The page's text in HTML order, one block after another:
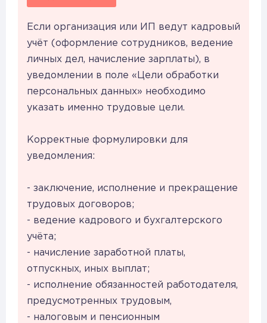
Если организация или ИП ведут кадровый
учёт (оформление сотрудников, ведение
личных дел, начисление зарплаты), в
уведомлении в поле «Цели обработки
персональных данных» необходимо
указать именно трудовые цели.
Корректные формулировки для
уведомления:
- заключение, исполнение и прекращение
трудовых договоров;
- ведение кадрового и бухгалтерского
учёта;
- начисление заработной платы,
отпускных, иных выплат;
- исполнение обязанностей работодателя,
предусмотренных трудовым,
- налоговым и пенсионным